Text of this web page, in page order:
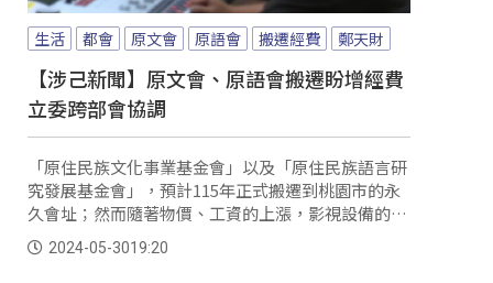
生活 都會 原文會 原語會 搬遷經費 鄭天財
【涉己新聞】原文會、原語會搬遷盼增經費
立委跨部會協調
「原住民族文化事業基金會」以及「原住民族語言研
究發展基金會」，預計115年正式搬遷到桃園市的永
久會址；然而隨著物價、工資的上漲，影視設備的變
遷、汰換，以及設備供應，原本在109年核定的經費
已不敷使用，因此兩基金會希望在原本核定的17億中
2024-05-3019:20